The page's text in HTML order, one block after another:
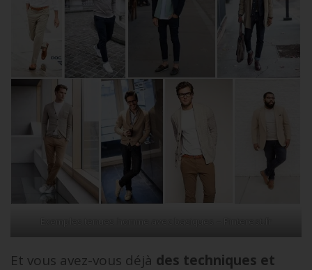
Et vous avez-vous déjà des techniques et